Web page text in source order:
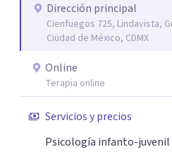
Dirección principal
Cienfuegos 725, Lindavista,
Ciudad de México, CDMX
Online
Terapia online
Servicios y precios
Psicología infanto-juvenil